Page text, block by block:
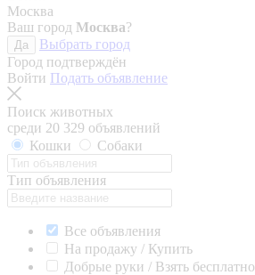
Москва
Ваш город Москва?
Да
Выбрать город
Город подтверждён
Войти Подать объявление
Поиск животных
среди 20 329 объявлений
Кошки
Собаки
Тип объявления
Все объявления
На продажу / Купить
Добрые руки / Взять бесплатно